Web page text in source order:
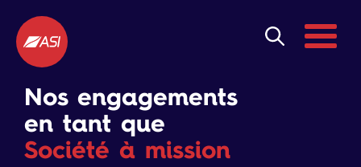
Menu
Nos engagements
en tant que
Société à mission